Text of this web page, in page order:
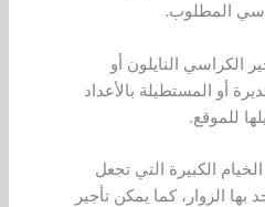
المطلوب.
الكراسي النايلون أو
أو المستطيلة بالأعداد
للموقع.
الكبيرة التي تجعل
الزوار، كما يمكن تأجير